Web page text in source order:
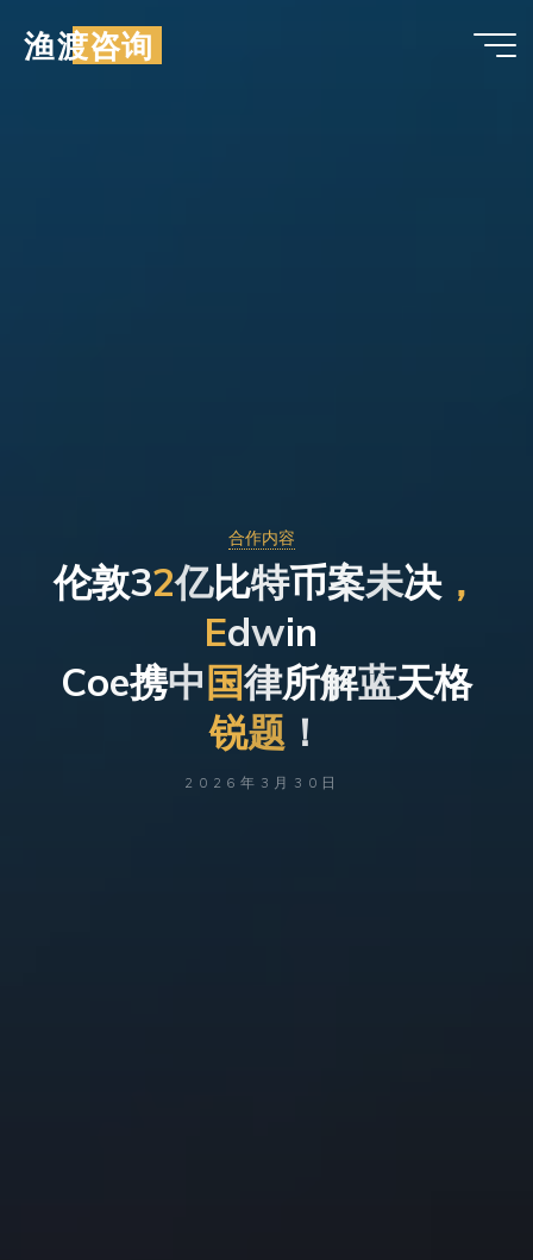
渔渡咨询
合作内容
伦敦32亿比特币案未决，
Edwin
Coe携中国律所解蓝天格
锐题 ！
2026年3月30日